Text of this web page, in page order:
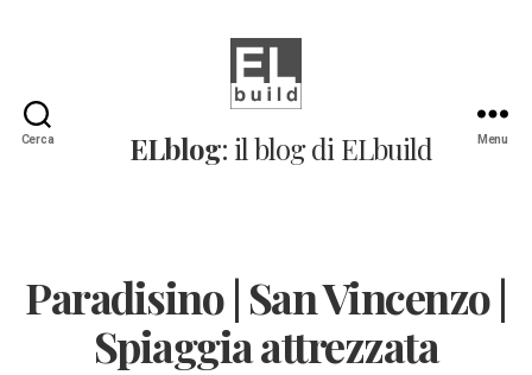
Cerca
Il
blog
ELblog: il blog di ELbuild Menu
Paradisino | San Vincenzo |
Spiaggia attrezzata